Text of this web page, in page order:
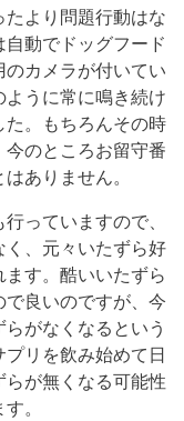
より問題行動はな
動でドッグフード
カメラが付いてい
うに常に鳴き続け
。もちろんその時
のところお留守番
ありません。
っていますので、
、元々いたずら好
す。酷いいたずら
良いのですが、今
がなくなるという
リを飲み始めて日
が無くなる可能性
。